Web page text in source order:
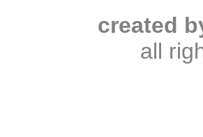
created
all